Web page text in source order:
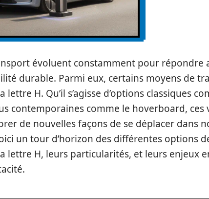
évoluent constamment pour répondre
durable. Parmi eux, certains moyens de
H. Qu’il s’agisse d’options classiques
contemporaines comme le hoverboard, ces
de nouvelles façons de se déplacer dans
un tour d’horizon des différentes options
lettre H, leurs particularités, et leurs enjeux